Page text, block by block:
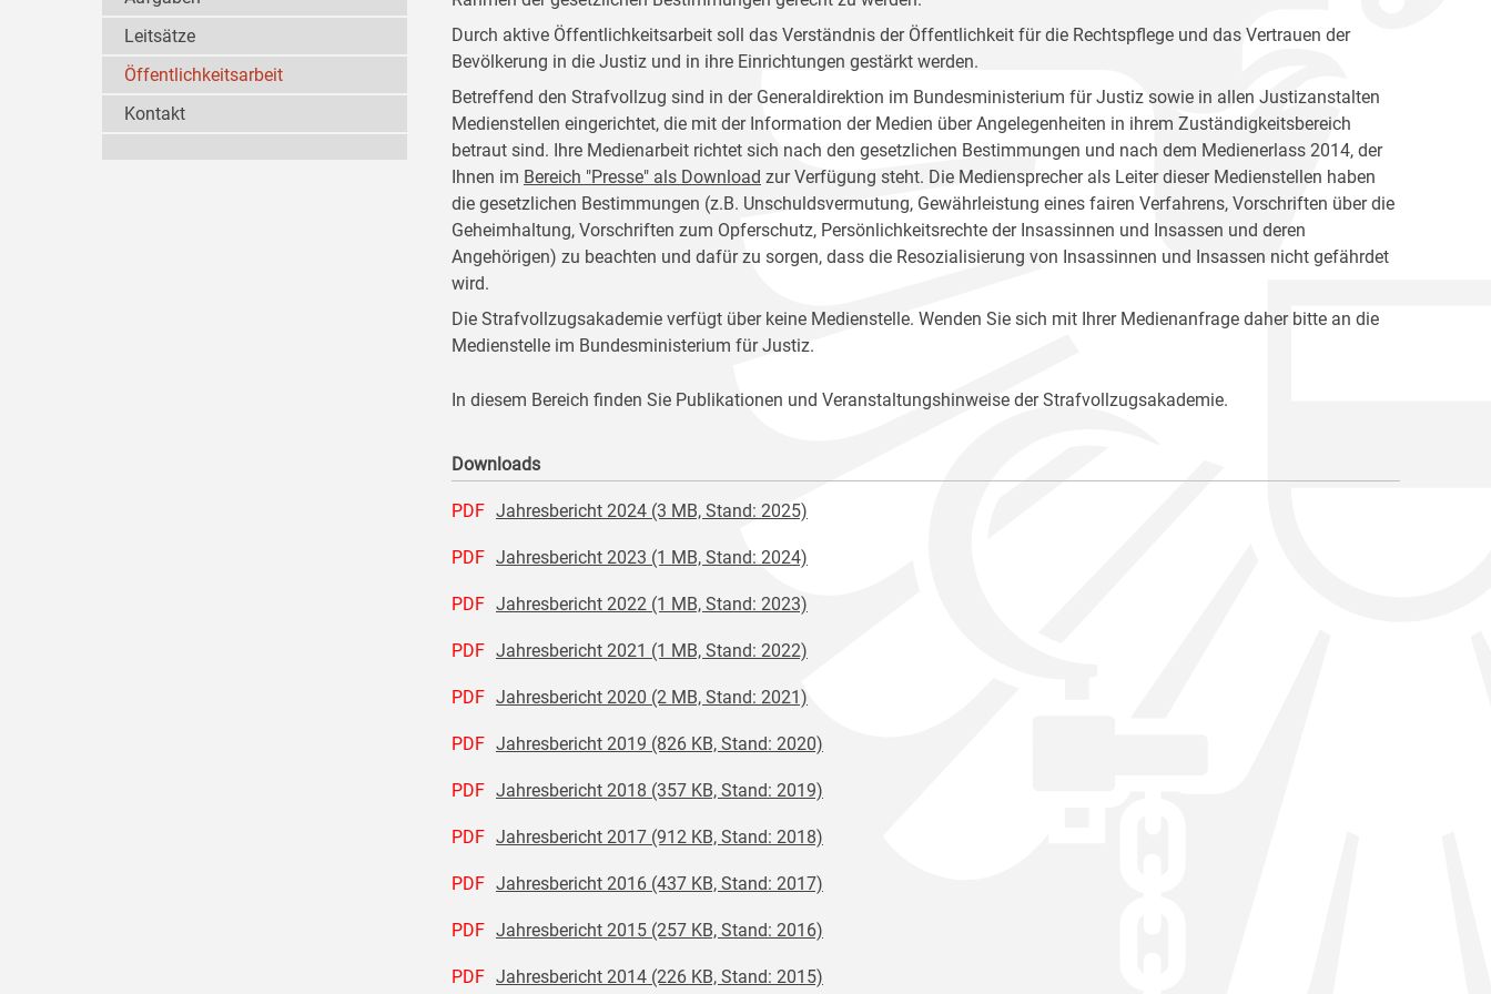
Durch aktive Öffentlichkeitsarbeit soll das Verständnis der Öffentlichkeit für die Rechtspflege und das Vertrauen der
Bevölkerung in die Justiz und in ihre Einrichtungen gestärkt werden.
Betreffend den Strafvollzug sind in der Generaldirektion im Bundesministerium für Justiz sowie in allen Justizanstalten
Medienstellen eingerichtet, die mit der Information der Medien über Angelegenheiten in ihrem Zuständigkeitsbereich
betraut sind. Ihre Medienarbeit richtet sich nach den gesetzlichen Bestimmungen und nach dem Medienerlass 2014, der
Ihnen im Bereich "Presse" als Download zur Verfügung steht. Die Mediensprecher als Leiter dieser Medienstellen haben
die gesetzlichen Bestimmungen (z.B. Unschuldsvermutung, Gewährleistung eines fairen Verfahrens, Vorschriften über die
Geheimhaltung, Vorschriften zum Opferschutz, Persönlichkeitsrechte der Insassinnen und Insassen und deren
Angehörigen) zu beachten und dafür zu sorgen, dass die Resozialisierung von Insassinnen und Insassen nicht gefährdet
wird.
Die Strafvollzugsakademie verfügt über keine Medienstelle. Wenden Sie sich mit Ihrer Medienanfrage daher bitte an die
Medienstelle im Bundesministerium für Justiz.
In diesem Bereich finden Sie Publikationen und Veranstaltungshinweise der Strafvollzugsakademie.
Downloads
PDF Jahresbericht 2024 (3 MB, Stand: 2025)
PDF Jahresbericht 2023 (1 MB, Stand: 2024)
PDF Jahresbericht 2022 (1 MB, Stand: 2023)
PDF Jahresbericht 2021 (1 MB, Stand: 2022)
PDF Jahresbericht 2020 (2 MB, Stand: 2021)
PDF Jahresbericht 2019 (826 KB, Stand: 2020)
PDF Jahresbericht 2018 (357 KB, Stand: 2019)
PDF Jahresbericht 2017 (912 KB, Stand: 2018)
PDF Jahresbericht 2016 (437 KB, Stand: 2017)
PDF Jahresbericht 2015 (257 KB, Stand: 2016)
PDF Jahresbericht 2014 (226 KB, Stand: 2015)
Leitsätze
Öffentlichkeitsarbeit
Kontakt